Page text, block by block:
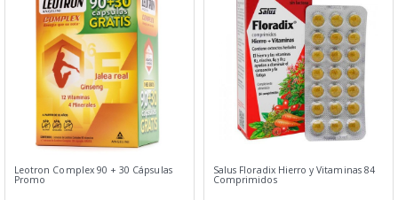
Leotron Complex 90 + 30 Cápsulas
Promo
Salus Floradix Hierro y Vitaminas 84
Comprimidos